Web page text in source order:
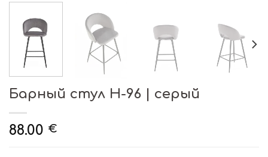
Барный стул H-96 | серый
88.00 €